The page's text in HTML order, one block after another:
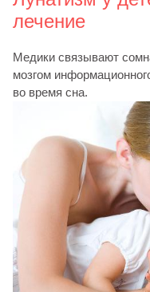
лечение
Медики связывают
мозгом
во время сна.